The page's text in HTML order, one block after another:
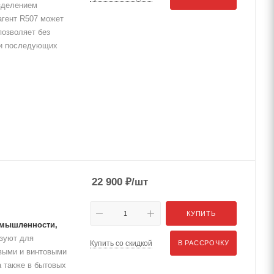
R507 может
без
и последующих
для
и винтовыми
также в бытовых
22 900 ₽/шт
КУПИТЬ
Купить со скидкой В РАССРОЧКУ